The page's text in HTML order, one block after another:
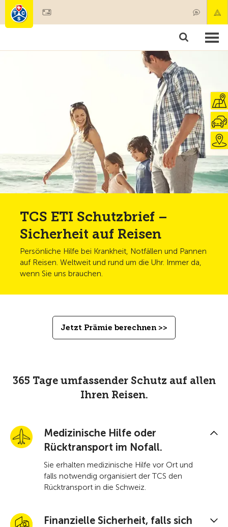
Mitgliedschaft & Leistungen
TCS ETI Schutzbrief –
Sicherheit auf Reisen
Persönliche Hilfe bei Krankheit, Notfällen und Pannen
auf Reisen. Weltweit und rund um die Uhr. Immer da,
wenn Sie uns brauchen.
Jetzt Prämie berechnen >>
365 Tage umfassender Schutz auf allen
Ihren Reisen.
Medizinische Hilfe oder
Rücktransport im Nofall.
Sie erhalten medizinische Hilfe vor Ort und
falls notwendig organisiert der TCS den
Rücktransport in die Schweiz.
Finanzielle Sicherheit, falls sich